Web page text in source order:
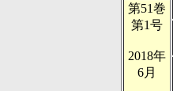
第51巻
第1号
2018年
6月